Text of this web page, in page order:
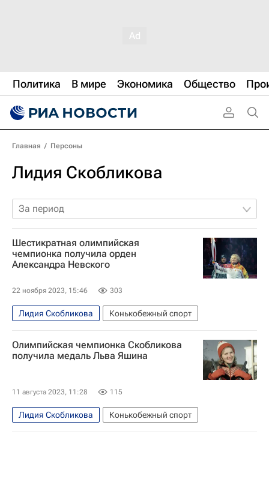
Политика В мире Экономика Общество
Главная / Персоны
Лидия Скобликова
За период
Шестикратная олимпийская
чемпионка получила орден
Александра Невского
22 ноября 2023, 15:46 303
Лидия Скобликова Конькобежный спорт
Олимпийская чемпионка Скобликова
получила медаль Льва Яшина
11 августа 2023, 11:28 115
Лидия Скобликова Конькобежный спорт